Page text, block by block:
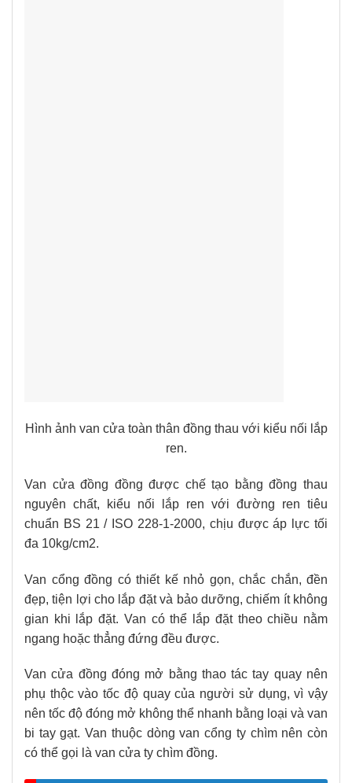
Hình ảnh van cửa toàn thân đồng thau với kiểu nối lắp
ren.
Van cửa đồng đồng được chế tạo bằng đồng thau
nguyên chất, kiểu nối lắp ren với đường ren tiêu
chuẩn BS 21 / ISO 228-1-2000, chịu được áp lực tối
đa 10kg/cm2.
Van cổng đồng có thiết kế nhỏ gọn, chắc chắn, đền
đẹp, tiện lợi cho lắp đặt và bảo dưỡng, chiếm ít không
gian khi lắp đặt. Van có thể lắp đặt theo chiều nằm
ngang hoặc thẳng đứng đều được.
Van cửa đồng đóng mở bằng thao tác tay quay nên
phụ thộc vào tốc độ quay của người sử dụng, vì vậy
nên tốc độ đóng mở không thể nhanh bằng loại và van
bi tay gạt. Van thuộc dòng van cổng ty chìm nên còn
có thể gọi là van cửa ty chìm đồng.